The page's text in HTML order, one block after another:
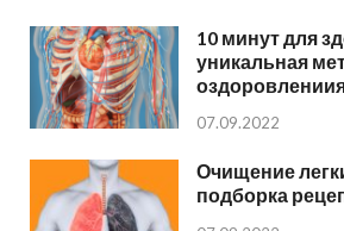
10 минут для
уникальная
07.09.2022
Очищение
подборка